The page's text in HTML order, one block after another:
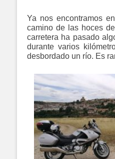
Ya nos encontramos
camino de las hoces
carretera ha pasado
durante varios
desbordado un río. Es